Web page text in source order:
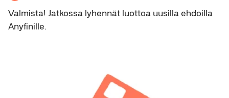
Valmista! Jatkossa lyhennät luottoa uusilla ehdoilla
Anyfinille.